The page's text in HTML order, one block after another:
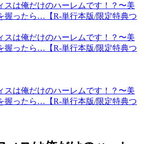
スは俺だけのハーレムです！？〜美
握ったら…【R-単行本版/限定特典つ
スは俺だけのハーレムです！？〜美
握ったら…【R-単行本版/限定特典つ
スは俺だけのハーレムです！？〜美
握ったら…【R-単行本版/限定特典つ